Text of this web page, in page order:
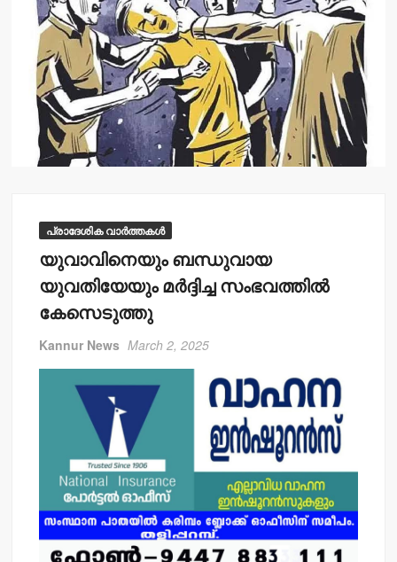
പ്രാദേശിക വാർത്തകൾ
യുവാവിനെയും ബന്ധുവായ
യുവതിയേയും മര്‍ദ്ദിച്ച സംഭവത്തില്‍
കേസെടുത്തു
Kannur News March 2, 2025